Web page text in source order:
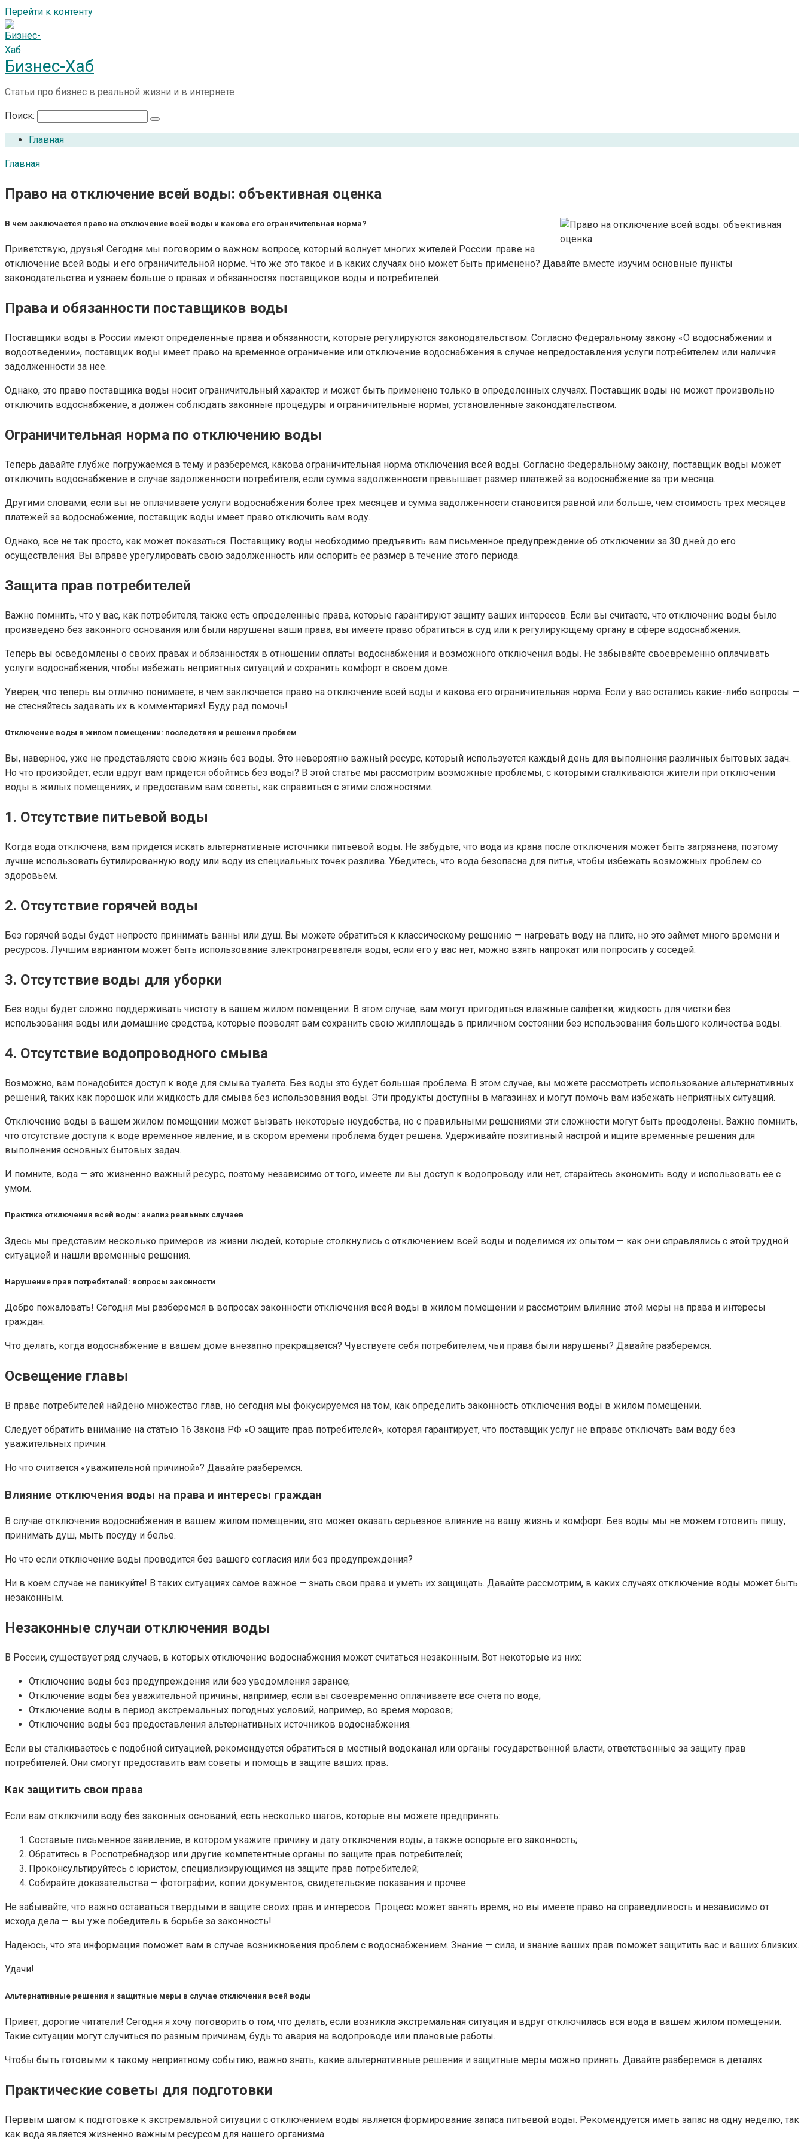
Перейти к контенту
Бизнес-Хаб
Статьи про бизнес в реальной жизни и в интернете
Поиск:
Главная
Главная
Право на отключение всей воды: объективная оценка
В чем заключается право на отключение всей воды и какова его ограничительная норма?
Приветствую, друзья! Сегодня мы поговорим о важном вопросе, который волнует многих жителей России: праве на
отключение всей воды и его ограничительной норме. Что же это такое и в каких случаях оно может быть применено? Давайте вместе изучим основные пункты
законодательства и узнаем больше о правах и обязанностях поставщиков воды и потребителей.
Права и обязанности поставщиков воды
Поставщики воды в России имеют определенные права и обязанности, которые регулируются законодательством. Согласно Федеральному закону «О водоснабжении и
водоотведении», поставщик воды имеет право на временное ограничение или отключение водоснабжения в случае непредоставления услуги потребителем или наличия
задолженности за нее.
Однако, это право поставщика воды носит ограничительный характер и может быть применено только в определенных случаях. Поставщик воды не может произвольно
отключить водоснабжение, а должен соблюдать законные процедуры и ограничительные нормы, установленные законодательством.
Ограничительная норма по отключению воды
Теперь давайте глубже погружаемся в тему и разберемся, какова ограничительная норма отключения всей воды. Согласно Федеральному закону, поставщик воды может
отключить водоснабжение в случае задолженности потребителя, если сумма задолженности превышает размер платежей за водоснабжение за три месяца.
Другими словами, если вы не оплачиваете услуги водоснабжения более трех месяцев и сумма задолженности становится равной или больше, чем стоимость трех месяцев
платежей за водоснабжение, поставщик воды имеет право отключить вам воду.
Однако, все не так просто, как может показаться. Поставщику воды необходимо предъявить вам письменное предупреждение об отключении за 30 дней до его
осуществления. Вы вправе урегулировать свою задолженность или оспорить ее размер в течение этого периода.
Защита прав потребителей
Важно помнить, что у вас, как потребителя, также есть определенные права, которые гарантируют защиту ваших интересов. Если вы считаете, что отключение воды было
произведено без законного основания или были нарушены ваши права, вы имеете право обратиться в суд или к регулирующему органу в сфере водоснабжения.
Теперь вы осведомлены о своих правах и обязанностях в отношении оплаты водоснабжения и возможного отключения воды. Не забывайте своевременно оплачивать
услуги водоснабжения, чтобы избежать неприятных ситуаций и сохранить комфорт в своем доме.
Уверен, что теперь вы отлично понимаете, в чем заключается право на отключение всей воды и какова его ограничительная норма. Если у вас остались какие-либо вопросы —
не стесняйтесь задавать их в комментариях! Буду рад помочь!
Отключение воды в жилом помещении: последствия и решения проблем
Вы, наверное, уже не представляете свою жизнь без воды. Это невероятно важный ресурс, который используется каждый день для выполнения различных бытовых задач.
Но что произойдет, если вдруг вам придется обойтись без воды? В этой статье мы рассмотрим возможные проблемы, с которыми сталкиваются жители при отключении
воды в жилых помещениях, и предоставим вам советы, как справиться с этими сложностями.
1. Отсутствие питьевой воды
Когда вода отключена, вам придется искать альтернативные источники питьевой воды. Не забудьте, что вода из крана после отключения может быть загрязнена, поэтому
лучше использовать бутилированную воду или воду из специальных точек разлива. Убедитесь, что вода безопасна для питья, чтобы избежать возможных проблем со
здоровьем.
2. Отсутствие горячей воды
Без горячей воды будет непросто принимать ванны или душ. Вы можете обратиться к классическому решению — нагревать воду на плите, но это займет много времени и
ресурсов. Лучшим вариантом может быть использование электронагревателя воды, если его у вас нет, можно взять напрокат или попросить у соседей.
3. Отсутствие воды для уборки
Без воды будет сложно поддерживать чистоту в вашем жилом помещении. В этом случае, вам могут пригодиться влажные салфетки, жидкость для чистки без
использования воды или домашние средства, которые позволят вам сохранить свою жилплощадь в приличном состоянии без использования большого количества воды.
4. Отсутствие водопроводного смыва
Возможно, вам понадобится доступ к воде для смыва туалета. Без воды это будет большая проблема. В этом случае, вы можете рассмотреть использование альтернативных
решений, таких как порошок или жидкость для смыва без использования воды. Эти продукты доступны в магазинах и могут помочь вам избежать неприятных ситуаций.
Отключение воды в вашем жилом помещении может вызвать некоторые неудобства, но с правильными решениями эти сложности могут быть преодолены. Важно помнить,
что отсутствие доступа к воде временное явление, и в скором времени проблема будет решена. Удерживайте позитивный настрой и ищите временные решения для
выполнения основных бытовых задач.
И помните, вода — это жизненно важный ресурс, поэтому независимо от того, имеете ли вы доступ к водопроводу или нет, старайтесь экономить воду и использовать ее с
умом.
Практика отключения всей воды: анализ реальных случаев
Здесь мы представим несколько примеров из жизни людей, которые столкнулись с отключением всей воды и поделимся их опытом — как они справлялись с этой трудной
ситуацией и нашли временные решения.
Нарушение прав потребителей: вопросы законности
Добро пожаловать! Сегодня мы разберемся в вопросах законности отключения всей воды в жилом помещении и рассмотрим влияние этой меры на права и интересы
граждан.
Что делать, когда водоснабжение в вашем доме внезапно прекращается? Чувствуете себя потребителем, чьи права были нарушены? Давайте разберемся.
Освещение главы
В праве потребителей найдено множество глав, но сегодня мы фокусируемся на том, как определить законность отключения воды в жилом помещении.
Следует обратить внимание на статью 16 Закона РФ «О защите прав потребителей», которая гарантирует, что поставщик услуг не вправе отключать вам воду без
уважительных причин.
Но что считается «уважительной причиной»? Давайте разберемся.
Влияние отключения воды на права и интересы граждан
В случае отключения водоснабжения в вашем жилом помещении, это может оказать серьезное влияние на вашу жизнь и комфорт. Без воды мы не можем готовить пищу,
принимать душ, мыть посуду и белье.
Но что если отключение воды проводится без вашего согласия или без предупреждения?
Ни в коем случае не паникуйте! В таких ситуациях самое важное — знать свои права и уметь их защищать. Давайте рассмотрим, в каких случаях отключение воды может быть
незаконным.
Незаконные случаи отключения воды
В России, существует ряд случаев, в которых отключение водоснабжения может считаться незаконным. Вот некоторые из них:
Отключение воды без предупреждения или без уведомления заранее;
Отключение воды без уважительной причины, например, если вы своевременно оплачиваете все счета по воде;
Отключение воды в период экстремальных погодных условий, например, во время морозов;
Отключение воды без предоставления альтернативных источников водоснабжения.
Если вы сталкиваетесь с подобной ситуацией, рекомендуется обратиться в местный водоканал или органы государственной власти, ответственные за защиту прав
потребителей. Они смогут предоставить вам советы и помощь в защите ваших прав.
Как защитить свои права
Если вам отключили воду без законных оснований, есть несколько шагов, которые вы можете предпринять:
Составьте письменное заявление, в котором укажите причину и дату отключения воды, а также оспорьте его законность;
Обратитесь в Роспотребнадзор или другие компетентные органы по защите прав потребителей;
Проконсультируйтесь с юристом, специализирующимся на защите прав потребителей;
Собирайте доказательства — фотографии, копии документов, свидетельские показания и прочее.
Не забывайте, что важно оставаться твердыми в защите своих прав и интересов. Процесс может занять время, но вы имеете право на справедливость и независимо от
исхода дела — вы уже победитель в борьбе за законность!
Надеюсь, что эта информация поможет вам в случае возникновения проблем с водоснабжением. Знание — сила, и знание ваших прав поможет защитить вас и ваших близких.
Удачи!
Альтернативные решения и защитные меры в случае отключения всей воды
Привет, дорогие читатели! Сегодня я хочу поговорить о том, что делать, если возникла экстремальная ситуация и вдруг отключилась вся вода в вашем жилом помещении.
Такие ситуации могут случиться по разным причинам, будь то авария на водопроводе или плановые работы.
Чтобы быть готовыми к такому неприятному событию, важно знать, какие альтернативные решения и защитные меры можно принять. Давайте разберемся в деталях.
Практические советы для подготовки
Первым шагом к подготовке к экстремальной ситуации с отключением воды является формирование запаса питьевой воды. Рекомендуется иметь запас на одну неделю, так
как вода является жизненно важным ресурсом для нашего организма.